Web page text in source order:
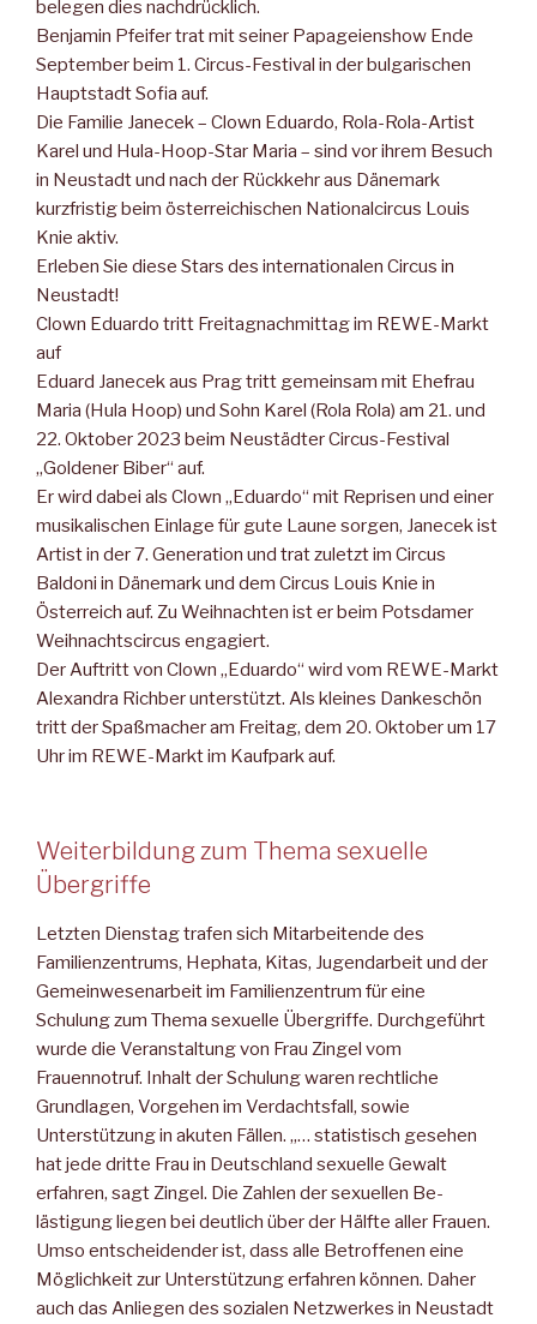
belegen dies nachdrücklich.
Benjamin Pfeifer trat mit seiner Papageienshow Ende
September beim 1. Circus-Festival in der bulgarischen
Hauptstadt Sofia auf.
Die Familie Janecek – Clown Eduardo, Rola-Rola-Artist
Karel und Hula-Hoop-Star Maria – sind vor ihrem Besuch
in Neustadt und nach der Rückkehr aus Dänemark
kurzfristig beim österrei­chischen Nationalcircus Louis
Knie aktiv.
Erleben Sie diese Stars des internationalen Circus in
Neustadt!
Clown Eduardo tritt Freitagnachmittag im REWE-Markt
auf
Eduard Janecek aus Prag tritt gemeinsam mit Ehefrau
Maria (Hula Hoop) und Sohn Ka­rel (Rola Rola) am 21. und
22. Oktober 2023 beim Neustäd­ter Circus-Fes­tival
„Goldener Biber“ auf.
Er wird da­bei als Clown „Eduardo“ mit Reprisen und einer
musikali­schen Einlage für gute Laune sorgen, Janecek ist
Ar­tist in der 7. Generation und trat zuletzt im Circus
Baldoni in Dänemark und dem Circus Louis Knie in
Österreich auf. Zu Weihnachten ist er beim Potsdamer
Weihnachtscircus engagiert.
Der Auftritt von Clown „Eduardo“ wird vom REWE-Markt
Alex­andra Richber unterstützt. Als kleines Dankeschön
tritt der Spaß­macher am Freitag, dem 20. Oktober um 17
Uhr im REWE-Markt im Kaufpark auf.
Weiterbildung zum Thema sexuelle
Übergriffe
Letzten Dienstag trafen sich Mitarbeitende des
Familienzentrums, Hephata, Kitas, Jugendarbeit und der
Gemeinwesenarbeit im Fa­milienzentrum für eine
Schulung zum Thema sexuelle Übergrif­fe. Durchgeführt
wurde die Veranstaltung von Frau Zingel vom
Frauennotruf. Inhalt der Schulung waren rechtliche
Grundlagen, Vorgehen im Verdachtsfall, sowie
Unterstützung in akuten Fällen. „… statistisch gesehen
hat jede dritte Frau in Deutschland sexuel­le Gewalt
erfahren, sagt Zingel. Die Zahlen der sexuellen Be­
lästigung liegen bei deutlich über der Hälfte aller Frauen.
Umso entscheidender ist, dass alle Betroffenen eine
Möglichkeit zur Unterstützung erfahren können. Daher
auch das Anliegen des sozialen Netzwerkes in Neustadt